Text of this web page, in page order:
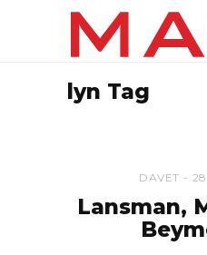
lyn Tag
DAVET
Lansman,